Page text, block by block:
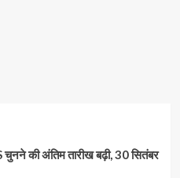
चुनने की अंतिम तारीख बढ़ी, 30 सितंबर